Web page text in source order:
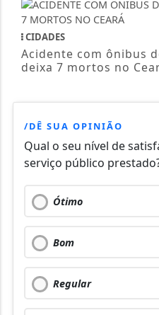
CIDADES
Acidente com ônibus
deixa 7 mortos no
/DÊ SUA OPINIÃO
Qual o seu nível de
serviço público
Ótimo
Bom
Regular